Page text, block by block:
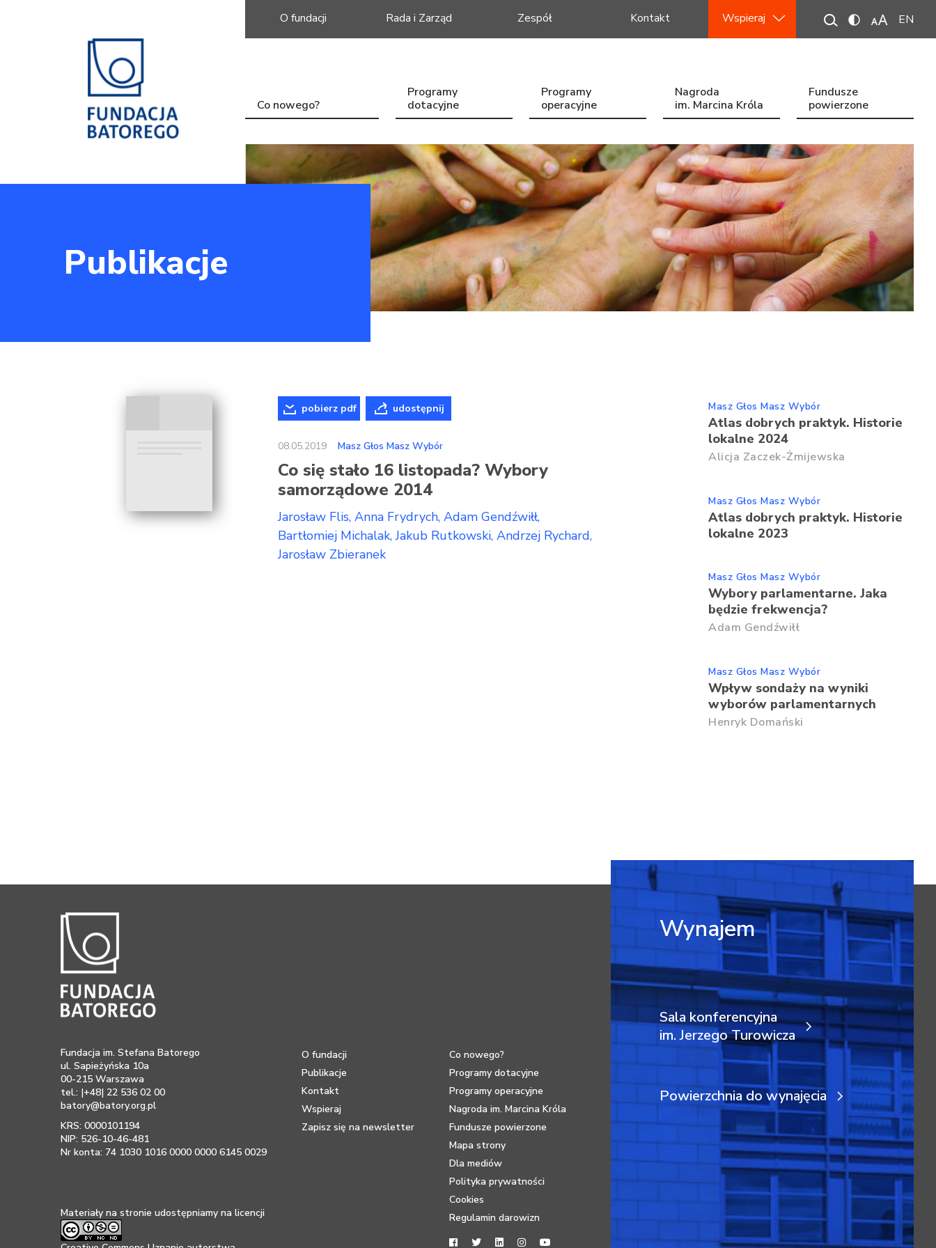
O fundacji Rada i Zarząd Zespół Kontakt Wspieraj EN
Co nowego?
Programy
dotacyjne
Programy
operacyjne
Nagroda
im. Marcina Króla
Fundusze
powierzone
Publikacje
pobierz pdf udostępnij
08.05.2019 Masz Głos Masz Wybór
Co się stało 16 listopada? Wybory
samorządowe 2014
Jarosław Flis Anna Frydrych Adam Gendźwiłł
Bartłomiej Michalak Jakub Rutkowski Andrzej Rychard
Jarosław Zbieranek
Masz Głos Masz Wybór
Atlas dobrych praktyk. Historie
lokalne 2024
Alicja Zaczek-Żmijewska
Masz Głos Masz Wybór
Atlas dobrych praktyk. Historie
lokalne 2023
Masz Głos Masz Wybór
Wybory parlamentarne. Jaka
będzie frekwencja?
Adam Gendźwiłł
Masz Głos Masz Wybór
Wpływ sondaży na wyniki
wyborów parlamentarnych
Henryk Domański
Fundacja im. Stefana Batorego
ul. Sapieżyńska 10a
00-215 Warszawa
tel.: |+48| 22 536 02 00
batory@batory.org.pl
KRS: 0000101194
NIP: 526-10-46-481
Nr konta: 74 1030 1016 0000 0000 6145 0029
Materiały na stronie udostępniamy na licencji
O fundacji
Publikacje
Kontakt
Wspieraj
Zapisz się na newsletter
Co nowego?
Programy dotacyjne
Programy operacyjne
Nagroda im. Marcina Króla
Fundusze powierzone
Mapa strony
Dla mediów
Polityka prywatności
Cookies
Regulamin darowizn
Wynajem
Sala konferencyjna
im. Jerzego Turowicza
Powierzchnia do wynajęcia